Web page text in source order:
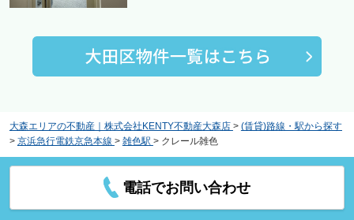
大森エリアの不動産｜株式会社KENTY不動産大森店 > (賃貸)路線・駅から探す
> 京浜急行電鉄京急本線 > 雑色駅 > クレール雑色
電話でお問い合わせ